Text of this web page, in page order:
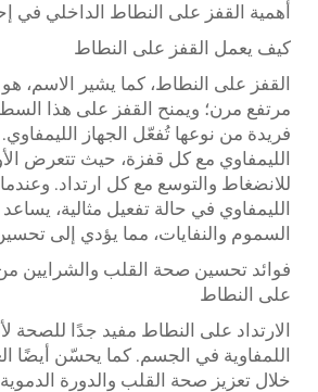
أهمية القفز على النطاط الداخلي في
كيف يعمل القفز على النطاط
القفز على النطاط، كما يشير
مرتفع مرن؛ ويمنح القفز على هذا
فريدة من نوعها تُفعّل الجهاز الليمفاوي.
الليمفاوي مع كل قفزة، حيث تتعرض
للانضغاط والتوسع مع كل ارتداد.
الليمفاوي في حالة تفعيل مثالية،
السموم والنفايات، مما يؤدي إلى
فوائد تحسين صحة القلب والشرايين
على النطاط
الارتداد على النطاط مفيد جدًا للصحة
اللمفاوية في الجسم. كما يحسّن أيضًا
خلال تعزيز صحة القلب والدورة